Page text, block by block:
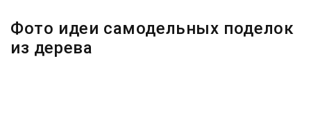
Фото идеи самодельных поделок
из дерева